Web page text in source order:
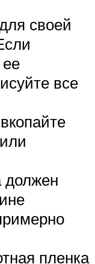
своей
все
должен
пленка